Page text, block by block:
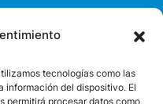
tecnologías como las
información del dispositivo. El
permitirá procesar datos como